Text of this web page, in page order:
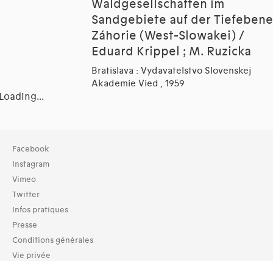
Waldgesellschaften im
Sandgebiete auf der Tiefebene
Záhorie (West-Slowakei) /
Eduard Krippel ; M. Ruzicka
Bratislava : Vydavatelstvo Slovenskej
Akademie Vied , 1959
Collection
TOUT (8)
Typologies documents
Livres (8)
Dates
Facebook
Instagram
Vimeo
Twitter
Infos pratiques
Presse
Conditions générales
Vie privée